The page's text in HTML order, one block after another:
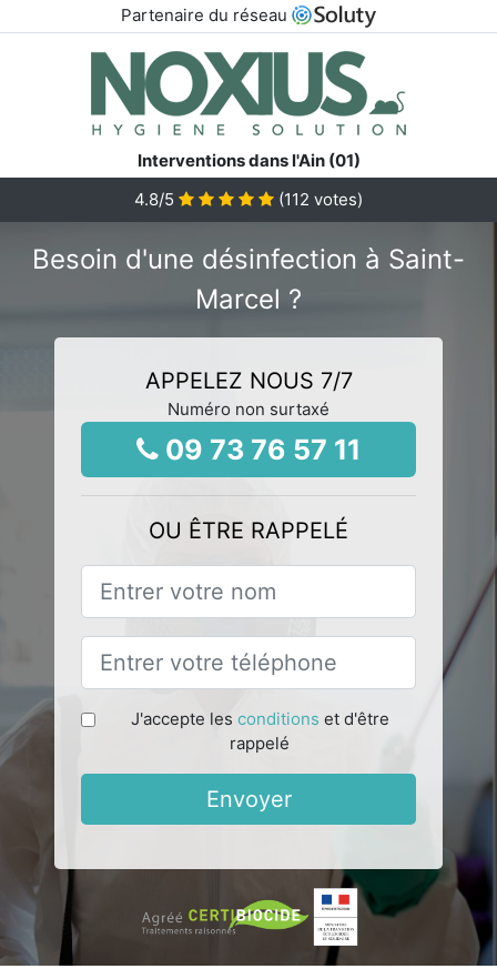
Partenaire du réseau
Interventions dans l'Ain (01)
4.8/5 (112 votes)
Besoin d'une désinfection à Saint-
Marcel ?
APPELEZ NOUS 7/7
Numéro non surtaxé
09 73 76 57 11
OU ÊTRE RAPPELÉ
J'accepte les conditions et d'être
rappelé
Envoyer